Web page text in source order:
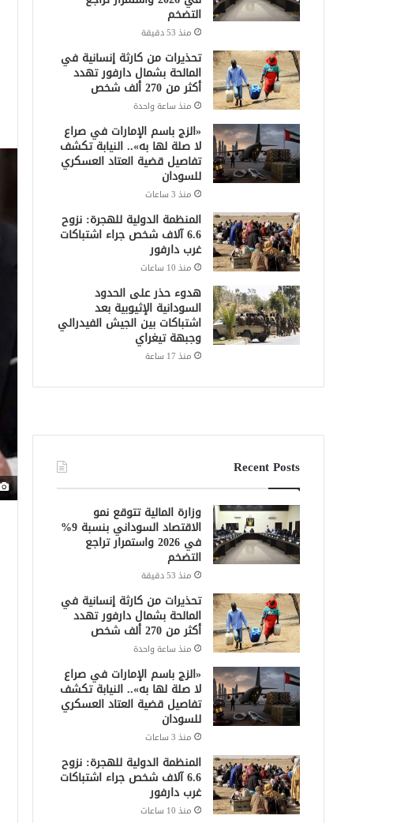
التضخم
منذ 53 دقيقة
تحذيرات من كارثة إنسانية في
المالحة بشمال دارفور تهدد
أكثر من 270 ألف شخص
منذ ساعة واحدة
«الزج باسم الإمارات في صراع
لا صلة لها به».. النيابة تكشف
تفاصيل قضية العتاد العسكري
للسودان
منذ 3 ساعات
المنظمة الدولية للهجرة: نزوح
6.6 آلاف شخص جراء اشتباكات
غرب دارفور
منذ 10 ساعات
هدوء حذر على الحدود
السودانية الإثيوبية بعد
اشتباكات بين الجيش الفيدرالي
وجبهة تيغراي
منذ 17 ساعة
Recent Posts
وزارة المالية تتوقع نمو
الاقتصاد السوداني بنسبة 9%
في 2026 واستمرار تراجع
التضخم
منذ 53 دقيقة
تحذيرات من كارثة إنسانية في
المالحة بشمال دارفور تهدد
أكثر من 270 ألف شخص
منذ ساعة واحدة
«الزج باسم الإمارات في صراع
لا صلة لها به».. النيابة تكشف
تفاصيل قضية العتاد العسكري
للسودان
منذ 3 ساعات
المنظمة الدولية للهجرة: نزوح
6.6 آلاف شخص جراء اشتباكات
غرب دارفور
منذ 10 ساعات